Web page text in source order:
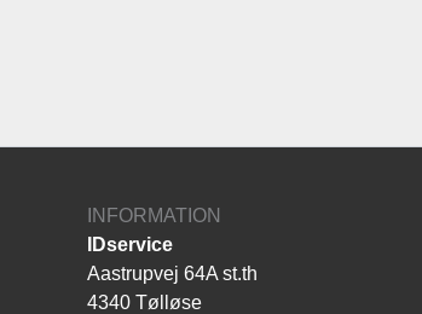
INFORMATION
IDservice
Aastrupvej 64A st.th
4340 Tølløse